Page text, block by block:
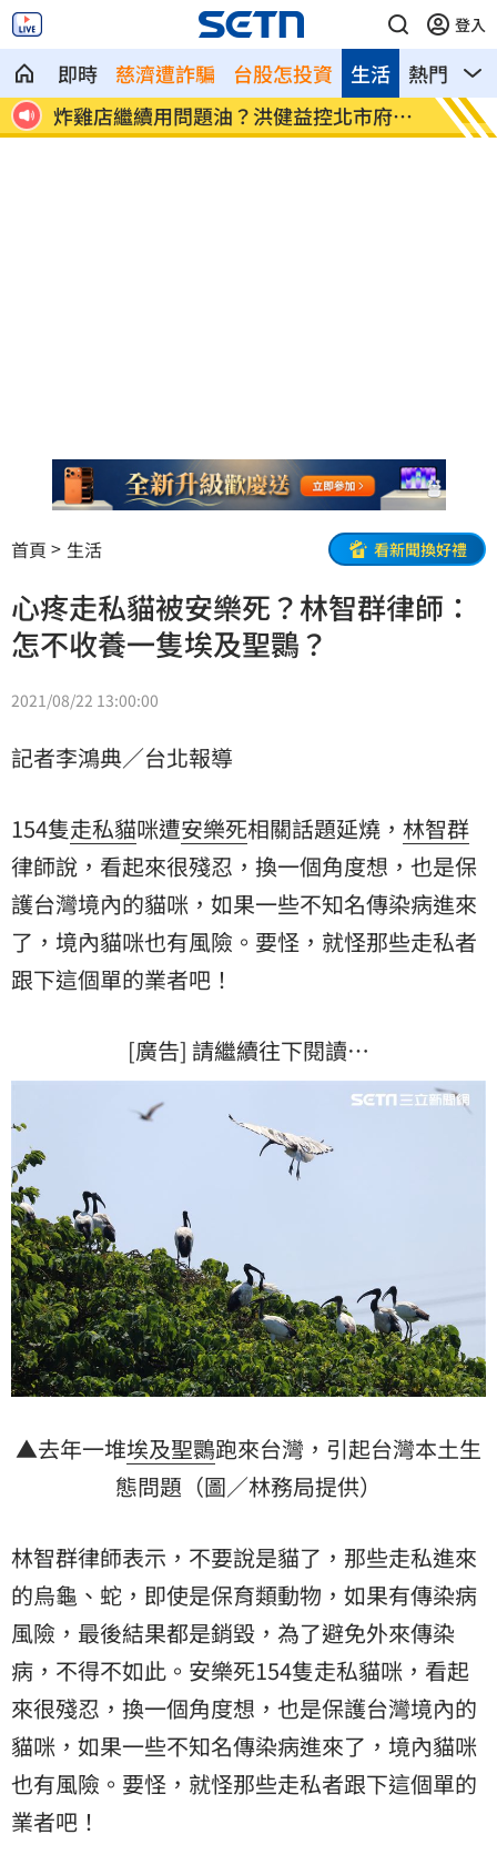
登入
即時 慈濟遭詐騙 台股怎投資 熱門 影
生活
運
炸雞店繼續用問題油？洪健益控北市府蓋
牌
老農
淚
首頁 生活 看新聞換好禮
心疼走私貓被安樂死？林智群律師：
怎不收養一隻埃及聖䴉？
2021/08/22 13:00:00
記者李鴻典／台北報導
154隻走私貓咪遭安樂死相關話題延燒， 林智群
律師說，看起來很殘忍，換一個角度想，也是保
護台灣境內的貓咪，如果一些不知名傳染病進來
了，境內貓咪也有風險。要怪，就怪那些走私者
跟下這個單的業者吧！
[廣告] 請繼續往下閱讀…
▲去年一堆埃及聖䴉跑來台灣，引起台灣本土生
態問題（圖／林務局提供）
林智群律師表示，不要說是貓了，那些走私進來
的烏龜、蛇，即使是保育類動物，如果有傳染病
風險，最後結果都是銷毀，為了避免外來傳染
病，不得不如此。安樂死154隻走私貓咪，看起
來很殘忍，換一個角度想，也是保護台灣境內的
貓咪，如果一些不知名傳染病進來了，境內貓咪
也有風險。要怪，就怪那些走私者跟下這個單的
業者吧！